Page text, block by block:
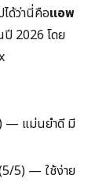
ด้ว่านี่คือแอพ
ปี 2026 โดย
แม่นยำดี มี
— ใช้ง่าย